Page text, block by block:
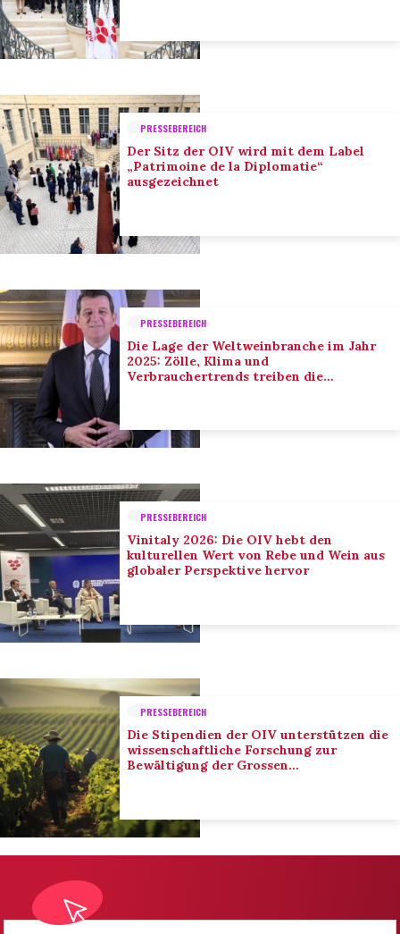
PRESSEBEREICH
Der Sitz der OIV wird mit dem Label
„Patrimoine de la Diplomatie“
ausgezeichnet
PRESSEBEREICH
Die Lage der Weltweinbranche im Jahr
2025: Zölle, Klima und
Verbrauchertrends treiben die
PRESSEBEREICH
Vinitaly 2026: Die OIV hebt den
kulturellen Wert von Rebe und Wein aus
globaler Perspektive hervor
PRESSEBEREICH
Die Stipendien der OIV unterstützen die
wissenschaftliche Forschung zur
Bewältigung der Grossen